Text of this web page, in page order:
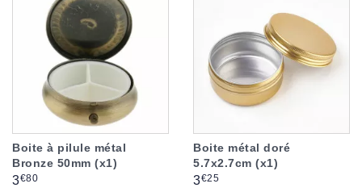
Boite à pilule métal
Bronze 50mm (x1)
Prix
3€80
Boite métal doré
5.7x2.7cm (x1)
Prix
3€25